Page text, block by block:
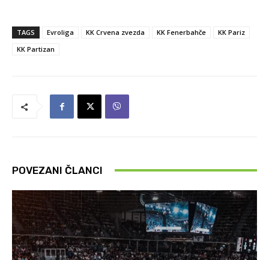
TAGS Evroliga KK Crvena zvezda KK Fenerbahče
KK Pariz
KK Partizan
POVEZANI ČLANCI